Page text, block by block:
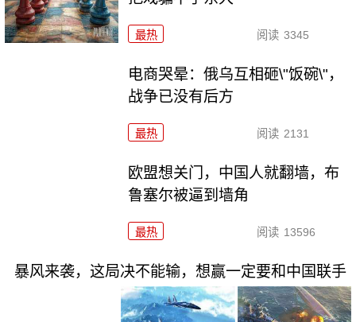
最热 阅读 3345
电商哭晕：俄乌互相砸\"饭碗\"，
战争已没有后方
最热 阅读 2131
欧盟想关门，中国人就翻墙，布
鲁塞尔被逼到墙角
最热 阅读 13596
暴风来袭，这局决不能输，想赢一定要和中国联手